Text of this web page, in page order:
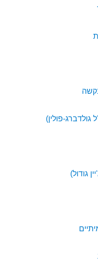
גולדברג-פולין)
גודול)